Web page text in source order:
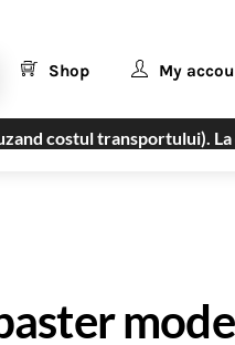
Shop My
costul transportului).